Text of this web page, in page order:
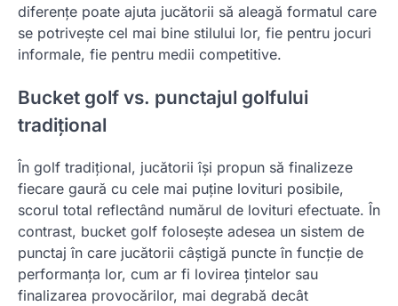
diferențe poate ajuta jucătorii să aleagă formatul care
se potrivește cel mai bine stilului lor, fie pentru jocuri
informale, fie pentru medii competitive.
Bucket golf vs. punctajul golfului
tradițional
În golf tradițional, jucătorii își propun să finalizeze
fiecare gaură cu cele mai puține lovituri posibile,
scorul total reflectând numărul de lovituri efectuate. În
contrast, bucket golf folosește adesea un sistem de
punctaj în care jucătorii câștigă puncte în funcție de
performanța lor, cum ar fi lovirea țintelor sau
finalizarea provocărilor, mai degrabă decât